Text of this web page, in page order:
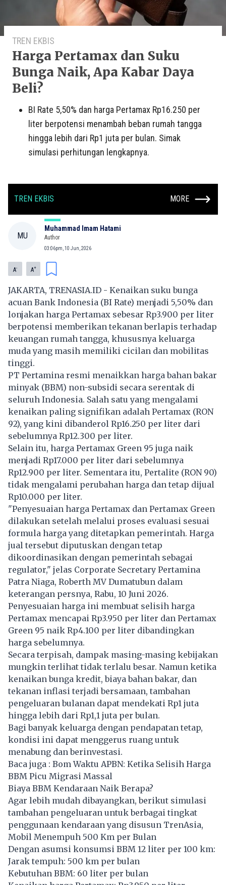
TREN EKBIS
Harga Pertamax dan Suku
Bunga Naik, Apa Kabar Daya
Beli?
BI Rate 5,50% dan harga Pertamax Rp16.250 per
liter berpotensi menambah beban rumah tangga
hingga lebih dari Rp1 juta per bulan. Simak
simulasi perhitungan lengkapnya.
TREN EKBIS MORE
MU
Muhammad Imam Hatami
Author
03:06pm, 10 Jun, 2026
A- A+
JAKARTA, TRENASIA.ID - Kenaikan suku bunga
acuan Bank Indonesia (BI Rate) menjadi 5,50% dan
lonjakan harga Pertamax sebesar Rp3.900 per liter
berpotensi memberikan tekanan berlapis terhadap
keuangan rumah tangga, khususnya keluarga
muda yang masih memiliki cicilan dan mobilitas
tinggi.
PT Pertamina resmi menaikkan harga bahan bakar
minyak (BBM) non-subsidi secara serentak di
seluruh Indonesia. Salah satu yang mengalami
kenaikan paling signifikan adalah Pertamax (RON
92), yang kini dibanderol Rp16.250 per liter dari
sebelumnya Rp12.300 per liter.
Selain itu, harga Pertamax Green 95 juga naik
menjadi Rp17.000 per liter dari sebelumnya
Rp12.900 per liter. Sementara itu, Pertalite (RON 90)
tidak mengalami perubahan harga dan tetap dijual
Rp10.000 per liter.
"Penyesuaian harga Pertamax dan Pertamax Green
dilakukan setelah melalui proses evaluasi sesuai
formula harga yang ditetapkan pemerintah. Harga
jual tersebut diputuskan dengan tetap
dikoordinasikan dengan pemerintah sebagai
regulator," jelas Corporate Secretary Pertamina
Patra Niaga, Roberth MV Dumatubun dalam
keterangan persnya, Rabu, 10 Juni 2026.
Penyesuaian harga ini membuat selisih harga
Pertamax mencapai Rp3.950 per liter dan Pertamax
Green 95 naik Rp4.100 per liter dibandingkan
harga sebelumnya.
Secara terpisah, dampak masing-masing kebijakan
mungkin terlihat tidak terlalu besar. Namun ketika
kenaikan bunga kredit, biaya bahan bakar, dan
tekanan inflasi terjadi bersamaan, tambahan
pengeluaran bulanan dapat mendekati Rp1 juta
hingga lebih dari Rp1,1 juta per bulan.
Bagi banyak keluarga dengan pendapatan tetap,
kondisi ini dapat menggerus ruang untuk
menabung dan berinvestasi.
Baca juga : Bom Waktu APBN: Ketika Selisih Harga
BBM Picu Migrasi Massal
Biaya BBM Kendaraan Naik Berapa?
Agar lebih mudah dibayangkan, berikut simulasi
tambahan pengeluaran untuk berbagai tingkat
penggunaan kendaraan yang disusun TrenAsia,
Mobil Menempuh 500 Km per Bulan
Dengan asumsi konsumsi BBM 12 liter per 100 km:
Jarak tempuh: 500 km per bulan
Kebutuhan BBM: 60 liter per bulan